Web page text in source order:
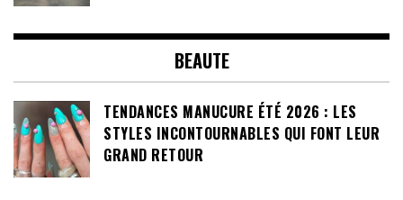
BEAUTE
TENDANCES MANUCURE ÉTÉ 2026 : LES
STYLES INCONTOURNABLES QUI FONT LEUR
GRAND RETOUR